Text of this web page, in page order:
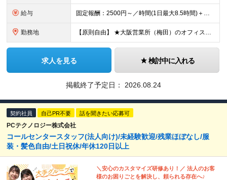
給与 固定報酬：2500円～／時間(1日最大8.5時間)＋高額インセンティブ ※上記の固定報酬時間額にインセンティブ（下記参照）が加算されます ※試用期間はございません 毎月25日締め（前月26日からカウ
勤務地 【原則自由】 ★大阪営業所（梅田）のオフィスを自由に利用！ ★最寄駅から徒歩3分でアクセスも抜群！ ※業務都合により出社いただく場合あり ※転勤なし 【大阪営業所】 大阪府大阪市北区梅田2-5-6
求人を見る 検討中に入れる
掲載終了予定日： 2026.08.24
契約社員 自己PR不要 話を聞きたい応募可
PCテクノロジー株式会社
コールセンタースタッフ(法人向け)/未経験歓迎/残業ほぼなし/服
装・髪色自由/土日祝休/年休120日以上
＼安心のカスタマイズ研修あり！／ 法人のお客
様のお困りごとを解決し、頼られる存在へ♪